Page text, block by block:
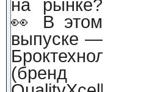
на рынке?
👀 В этом
выпуске —
Броктехнолоджи
(бренд